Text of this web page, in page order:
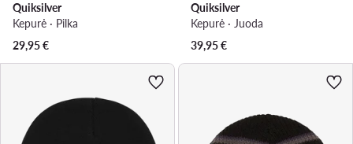
Quiksilver
Kepurė · Pilka
29,95€
Quiksilver
Kepurė · Juoda
39,95€